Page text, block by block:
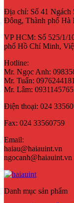
Địa chỉ: Số 41
Đông, Thành phố Hà
VP HCM: Số 525/1/
phố Hồ Chí Minh,
Hotline:
Mr. Ngọc Anh:
Mr. Tuấn:
Mr. Lâm:
Điện thoại: 024
Fax: 024 33560759
Email:
haiau@haiauint.vn
ngocanh@haiauint.vn
Danh mục sản phẩm